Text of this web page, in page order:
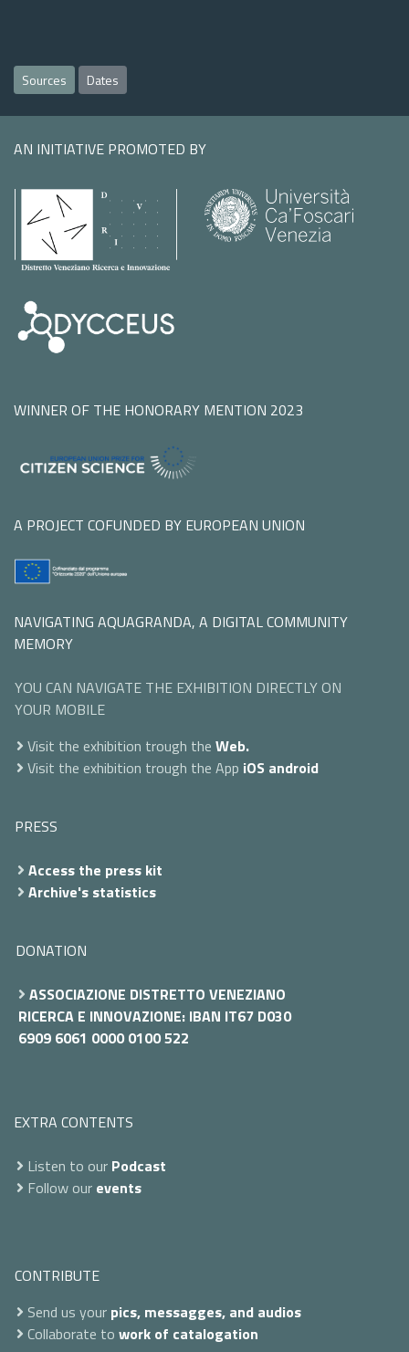
Sources Dates
AN INITIATIVE PROMOTED BY
WINNER OF THE HONORARY MENTION 2023
A PROJECT COFUNDED BY EUROPEAN UNION
NAVIGATING AQUAGRANDA, A DIGITAL COMMUNITY
MEMORY
YOU CAN NAVIGATE THE EXHIBITION DIRECTLY ON
YOUR MOBILE
Visit the exhibition trough the Web.
Visit the exhibition trough the App iOS android
PRESS
Access the press kit
Archive's statistics
DONATION
ASSOCIAZIONE DISTRETTO VENEZIANO
RICERCA E INNOVAZIONE: IBAN IT67 D030
6909 6061 0000 0100 522
EXTRA CONTENTS
Listen to our Podcast
Follow our events
CONTRIBUTE
Send us your pics, messagges, and audios
Collaborate to work of catalogation